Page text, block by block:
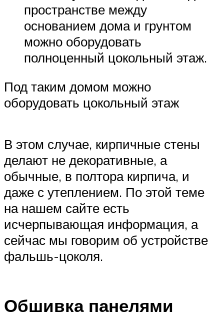
пространстве между
основанием дома и грунтом
можно оборудовать
полноценный цокольный этаж.
Под таким домом можно
оборудовать цокольный этаж
В этом случае, кирпичные стены
делают не декоративные, а
обычные, в полтора кирпича, и
даже с утеплением. По этой теме
на нашем сайте есть
исчерпывающая информация, а
сейчас мы говорим об устройстве
фальшь-цоколя.
Обшивка панелями